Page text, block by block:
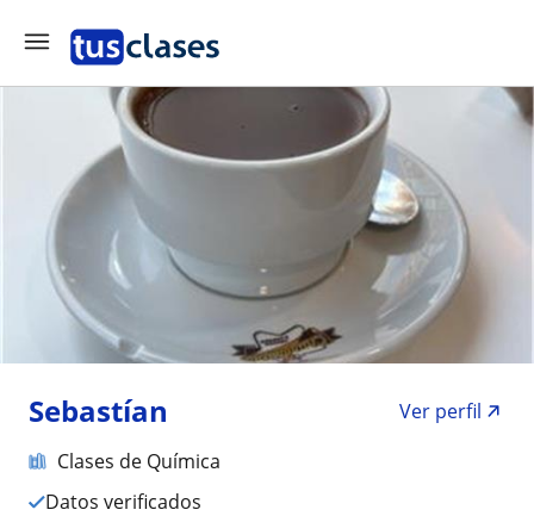
Sebastían
Ver perfil
Clases de Química
Datos verificados